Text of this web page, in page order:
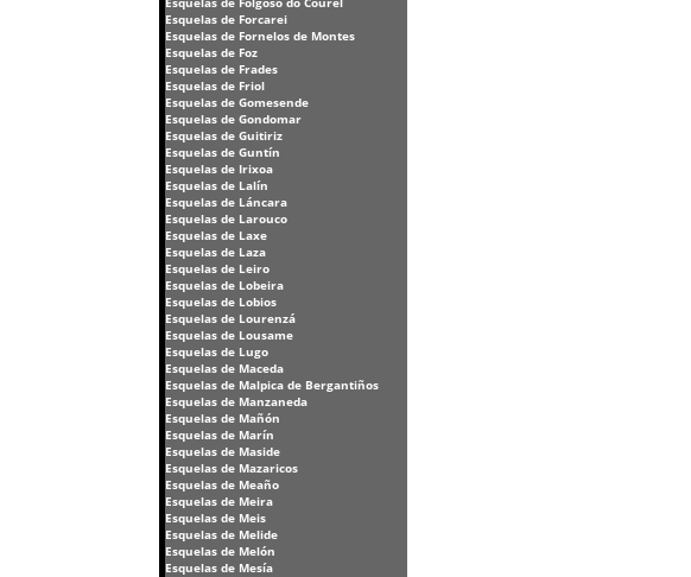
Esquelas de Forcarei
Esquelas de Fornelos de Montes
Esquelas de Foz
Esquelas de Frades
Esquelas de Friol
Esquelas de Gomesende
Esquelas de Gondomar
Esquelas de Guitiriz
Esquelas de Guntín
Esquelas de Irixoa
Esquelas de Lalín
Esquelas de Láncara
Esquelas de Larouco
Esquelas de Laxe
Esquelas de Laza
Esquelas de Leiro
Esquelas de Lobeira
Esquelas de Lobios
Esquelas de Lourenzá
Esquelas de Lousame
Esquelas de Lugo
Esquelas de Maceda
Esquelas de Malpica de Bergantiños
Esquelas de Manzaneda
Esquelas de Mañón
Esquelas de Marín
Esquelas de Maside
Esquelas de Mazaricos
Esquelas de Meaño
Esquelas de Meira
Esquelas de Meis
Esquelas de Melide
Esquelas de Melón
Esquelas de Mesía